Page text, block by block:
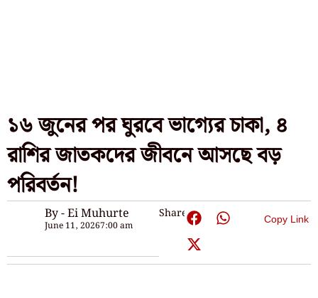
১৬ জুনের পর ঘুরবে ভাগ্যের চাকা, ৪
রাশির জাতকদের জীবনে আসছে বড়
পরিবর্তন!
By - Ei Muhurte
June 11, 20267:00 am
Share: Copy Link